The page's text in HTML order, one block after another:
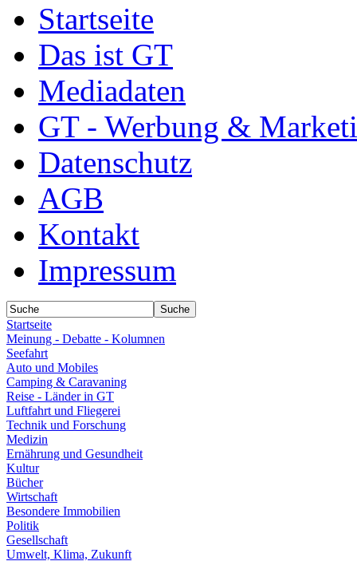
Startseite
Das ist GT
Mediadaten
GT - Werbung &
Datenschutz
AGB
Kontakt
Impressum
Startseite
Meinung - Debatte - Kolumnen
Seefahrt
Auto und Mobiles
Camping & Caravaning
Reise - Länder in GT
Luftfahrt und Fliegerei
Technik und Forschung
Medizin
Ernährung und Gesundheit
Kultur
Bücher
Wirtschaft
Besondere Immobilien
Politik
Gesellschaft
Umwelt, Klima, Zukunft